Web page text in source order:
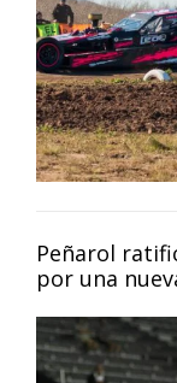
Peñarol
por una